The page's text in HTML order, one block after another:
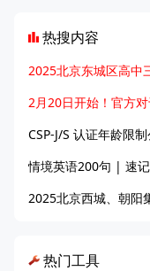
热搜内容
热门工具